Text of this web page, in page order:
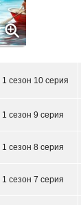
1 сезон 10 серия
1 сезон 9 серия
1 сезон 8 серия
1 сезон 7 серия